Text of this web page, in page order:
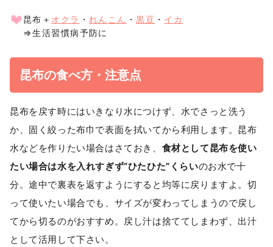
昆布＋ オクラ ・ れんこん ・黒豆 ・ イカ
⇒生活習慣病予防に
昆布の食べ方・注意点
昆布を戻す時にはいきなり水につけず、水でさっと洗う
か、固く絞った布巾で表面を拭いてから利用します。昆布
水などを作りたい場合はさておき、 食材として昆布を使い
たい場合は水を入れすぎず“ひたひた”くらいのお水で十
分。途中で裏表を返すようにすると均等に戻りますよ。切
って使いたい場合でも、サイズが変わってしまうので戻し
てから切るのがおすすめ。戻し汁は捨ててしまわず、出汁
として活用して下さい。